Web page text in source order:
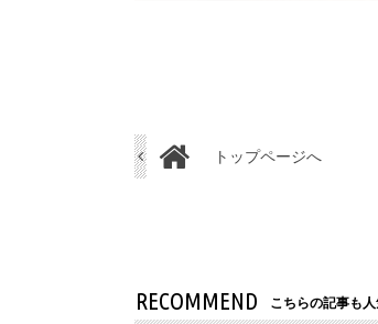
トップページへ
RECOMMEND こちらの記事も人